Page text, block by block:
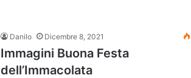
Danilo Dicembre 8, 2021
Immagini Buona Festa
dell’Immacolata